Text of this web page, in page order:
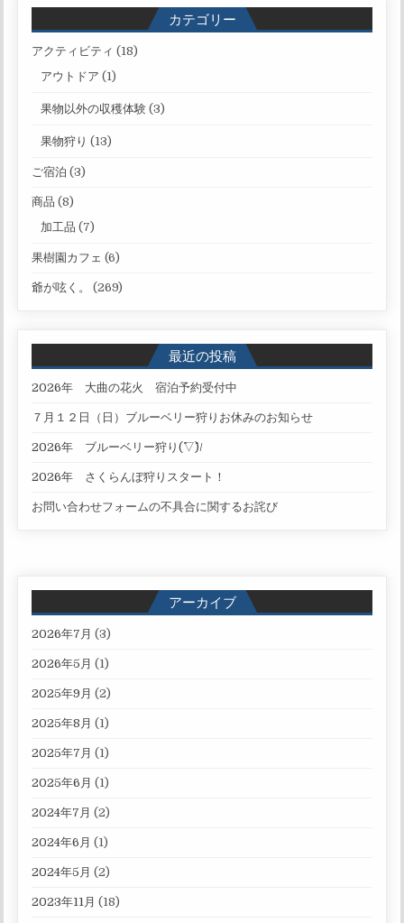
カテゴリー
アクティビティ (18)
アウトドア (1)
果物以外の収穫体験 (3)
果物狩り (13)
ご宿泊 (3)
商品 (8)
加工品 (7)
果樹園カフェ (6)
爺が呟く。 (269)
最近の投稿
2026年 大曲の花火 宿泊予約受付中
７月１２日（日）ブルーベリー狩りお休みのお知らせ
2026年 ブルーベリー狩り(^▽^)/
2026年 さくらんぼ狩りスタート！
お問い合わせフォームの不具合に関するお詫び
アーカイブ
2026年7月 (3)
2026年5月 (1)
2025年9月 (2)
2025年8月 (1)
2025年7月 (1)
2025年6月 (1)
2024年7月 (2)
2024年6月 (1)
2024年5月 (2)
2023年11月 (18)